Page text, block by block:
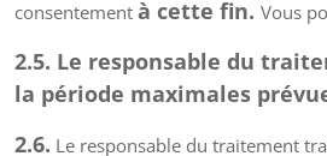
consentement à cette fin. Vous
2.5. Le responsable du
la période maximales
2.6. Le responsable du traitement